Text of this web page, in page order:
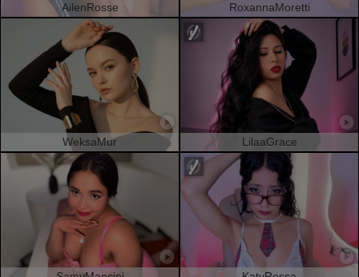
AilenRosse RoxannaMoretti
WeksaMur LilaaGrace